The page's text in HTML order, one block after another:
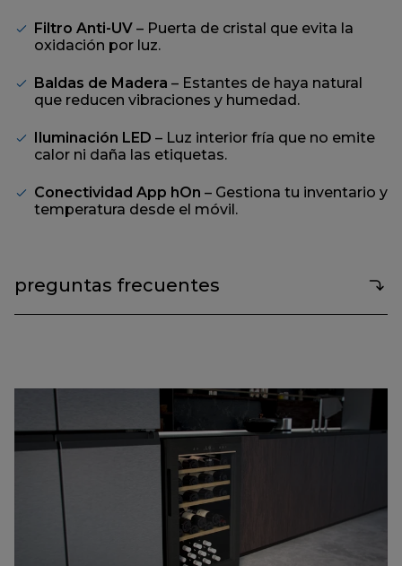
Filtro Anti-UV – Puerta de cristal que evita la
oxidación por luz.
Baldas de Madera – Estantes de haya natural
que reducen vibraciones y humedad.
Iluminación LED – Luz interior fría que no emite
calor ni daña las etiquetas.
Conectividad App hOn – Gestiona tu inventario y
temperatura desde el móvil.
preguntas frecuentes